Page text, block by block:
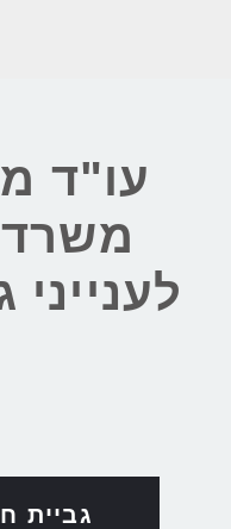
עו"ד
משרד
גביית